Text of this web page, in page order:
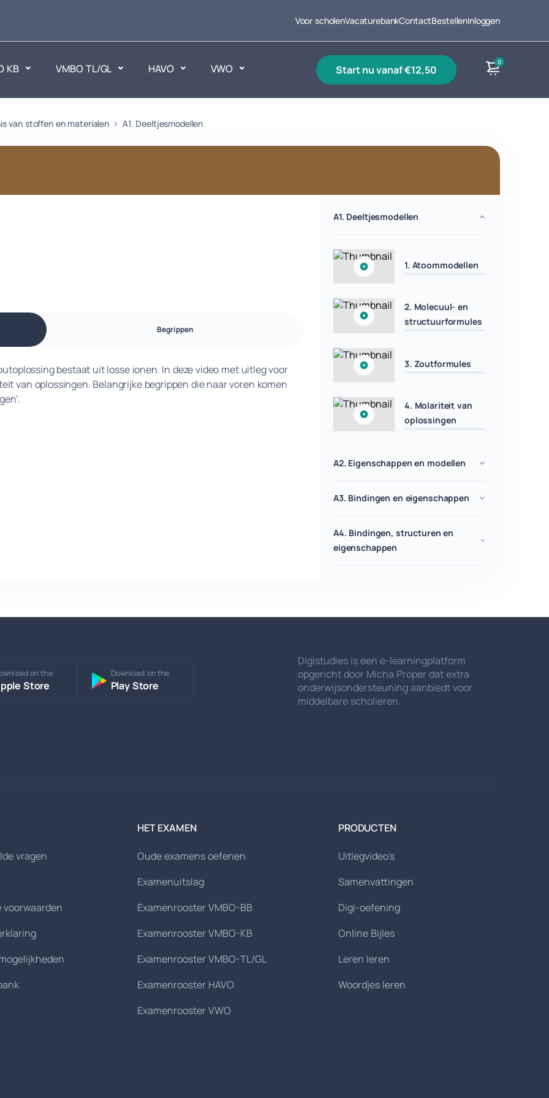
Voor scholenVacaturebankContactBestellenInloggen
KB VMBO TL/GL HAVO VWO start nu vanaf €12,50
0
Maatschappijvakken
Geen vakken.
van stoffen en materialen A1. Deeltjesmodellen
Begrippen
bestaat uit losse ionen. In deze video met uitleg voor
van oplossingen. Belangrijke begrippen die naar voren komen
A1. Deeltjesmodellen
1. Atoommodellen
2. Molecuul- en
structuurformules
3. Zoutformules
4. Molariteit van
oplossingen
A2. Eigenschappen en modellen
A3. Bindingen en eigenschappen
A4. Bindingen, structuren en
eigenschappen
on the
Store
Download on the
Play Store
Digistudies is een e-learningplatform
opgericht door Micha Proper dat extra
onderwijsondersteuning aanbiedt voor
middelbare scholieren.
vragen
voorwaarden
HET EXAMEN
Oude examens oefenen
Examenuitslag
Examenrooster VMBO-BB
Examenrooster VMBO-KB
Examenrooster VMBO-TL/GL
Examenrooster HAVO
Examenrooster VWO
PRODUCTEN
Uitlegvideo's
Samenvattingen
Digi-oefening
Online Bijles
Leren leren
Woordjes leren